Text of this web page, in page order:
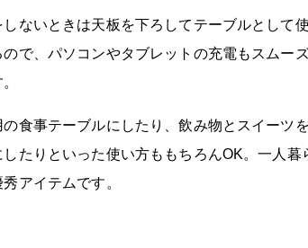
しないときは天板を下ろしてテーブルとして
で、パソコンやタブレットの充電もスムーズ
食事テーブルにしたり、飲み物とスイーツ
たりといった使い方ももちろんOK。一人
アイテムです。